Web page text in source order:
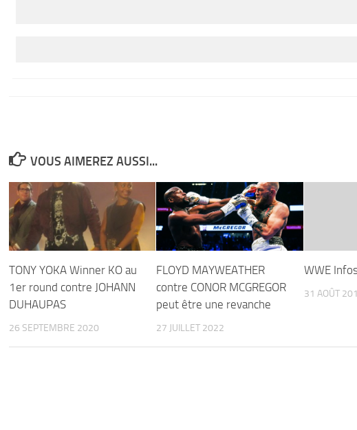
VOUS AIMEREZ AUSSI...
TONY YOKA Winner KO au
1er round contre JOHANN
DUHAUPAS
26 SEPTEMBRE 2020
FLOYD MAYWEATHER
contre CONOR MCGREGOR
peut être une revanche
27 JUILLET 2022
WWE
31 AOÛT